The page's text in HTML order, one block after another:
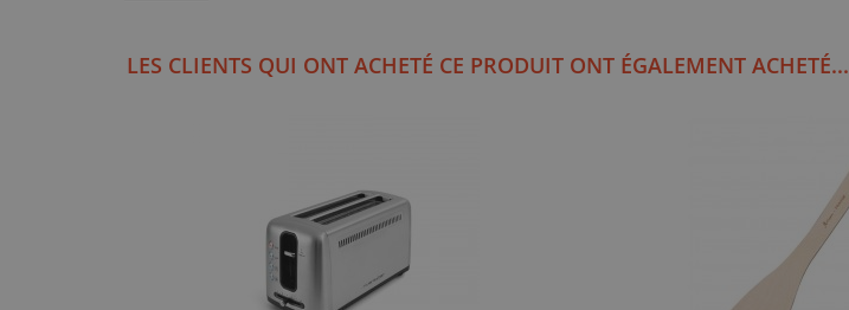
LES CLIENTS QUI ONT ACHETÉ CE PRODUIT ONT ÉGALEMENT ACHETÉ...